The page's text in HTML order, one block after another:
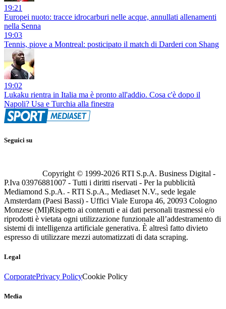
19:21
Europei nuoto: tracce idrocarburi nelle acque, annullati allenamenti
nella Senna
19:03
Tennis, piove a Montreal: posticipato il match di Darderi con Shang
19:02
Lukaku rientra in Italia ma è pronto all'addio. Cosa c'è dopo il
Napoli? Usa e Turchia alla finestra
Seguici su
Copyright © 1999-2026 RTI S.p.A. Business Digital -
P.Iva 03976881007 - Tutti i diritti riservati - Per la pubblicità
Mediamond S.p.A. - RTI S.p.A., Mediaset N.V., sede legale
Amsterdam (Paesi Bassi) - Uffici Viale Europa 46, 20093 Cologno
Monzese (MI)Rispetto ai contenuti e ai dati personali trasmessi e/o
riprodotti è vietata ogni utilizzazione funzionale all’addestramento di
sistemi di intelligenza artificiale generativa. È altresì fatto divieto
espresso di utilizzare mezzi automatizzati di data scraping.
Legal
CorporatePrivacy PolicyCookie Policy
Media